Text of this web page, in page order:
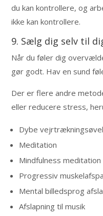
du kan kontrollere, og
ikke kan kontrollere.
9. Sælg dig selv til
Når du føler dig
gør godt. Hav en sund
Der er flere andre
eller reducere stress,
Dybe
Meditation
Mindfulness meditation
Progressiv
Mental billedsprog
Afslapning til musik